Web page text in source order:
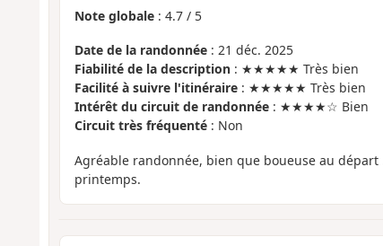
Note globale: 4.7/ 5
Date de la randonnée: 21 déc. 2025
Fiabilité de la description: ★★★★★ Très bien
Facilité à suivre l'itinéraire: ★★★★★ Très bien
Intérêt du circuit de randonnée: ★★★★☆ Bien
Circuit très fréquenté: Non
Agréable randonnée, bien que boueuse au
printemps.